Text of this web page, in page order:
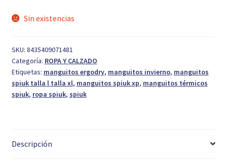
Sin existencias
SKU: 8435409071481
Categoría: ROPA Y CALZADO
Etiquetas: manguitos ergodry, manguitos invierno, manguitos
spiuk talla l talla xl, manguitos spiuk xp, manguitos térmicos
spiuk, ropa spiuk, spiuk
Descripción